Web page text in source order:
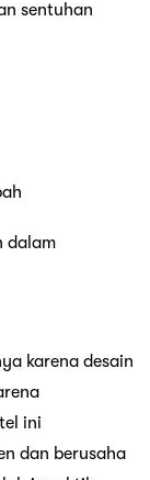
sentuhan
dalam
karena desain
ini
dan berusaha